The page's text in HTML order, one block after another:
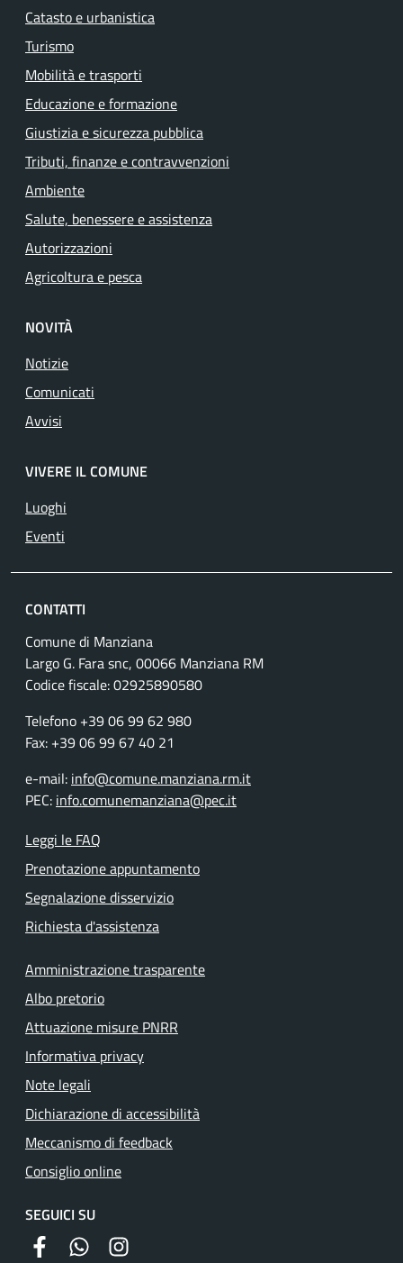
Catasto e urbanistica
Turismo
Mobilità e trasporti
Educazione e formazione
Giustizia e sicurezza pubblica
Tributi, finanze e contravvenzioni
Ambiente
Salute, benessere e assistenza
Autorizzazioni
Agricoltura e pesca
NOVITÀ
Notizie
Comunicati
Avvisi
VIVERE IL COMUNE
Luoghi
Eventi
CONTATTI
Comune di Manziana
Largo G. Fara snc, 00066 Manziana RM
Codice fiscale:02925890580
Telefono +39 06 99 62 980
Fax: +39 06 99 67 40 21
e-mail: info@comune.manziana.rm.it
PEC: info.comunemanziana@pec.it
Leggi le FAQ
Prenotazione appuntamento
Segnalazione disservizio
Richiesta d'assistenza
Amministrazione trasparente
Albo pretorio
Attuazione misure PNRR
Informativa privacy
Note legali
Dichiarazione di accessibilità
Meccanismo di feedback
Consiglio online
SEGUICI SU
facebook whatsapp